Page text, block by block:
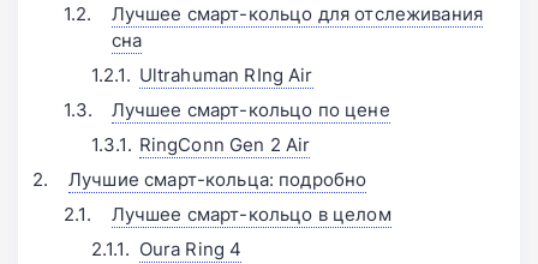
Лучшее смарт-кольцо для отслеживания
сна
Ultrahuman RIng Air
Лучшее смарт-кольцо по цене
RingConn Gen 2 Air
Лучшие смарт-кольца: подробно
Лучшее смарт-кольцо в целом
Oura Ring 4󠁩󠁩󠁩󠁩󠁩󠁩